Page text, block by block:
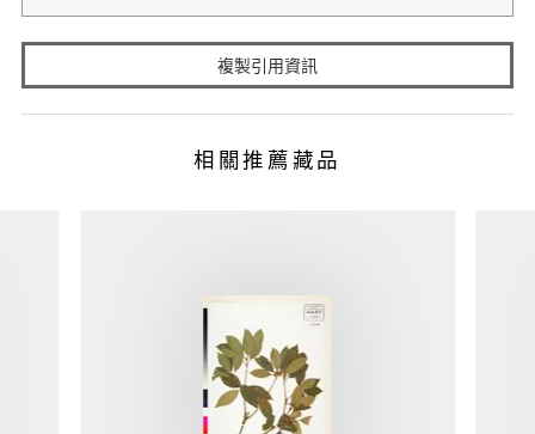
複製引用資訊
相關推薦藏品